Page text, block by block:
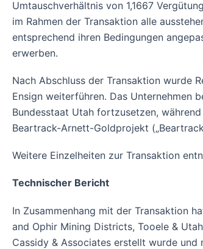
Umtauschverhältnis von 1,1667
im Rahmen der Transaktion alle
entsprechend ihren Bedingungen
erwerben.
Nach Abschluss der Transaktion wurde
Ensign weiterführen. Das Unternehmen
Bundesstaat Utah fortzusetzen,
Beartrack-Arnett-Goldprojekt
Weitere Einzelheiten zur Transaktion
Technischer Bericht
In Zusammenhang mit der Transaktion
and Ophir Mining Districts, Tooele &
Cassidy & Associates erstellt wurde